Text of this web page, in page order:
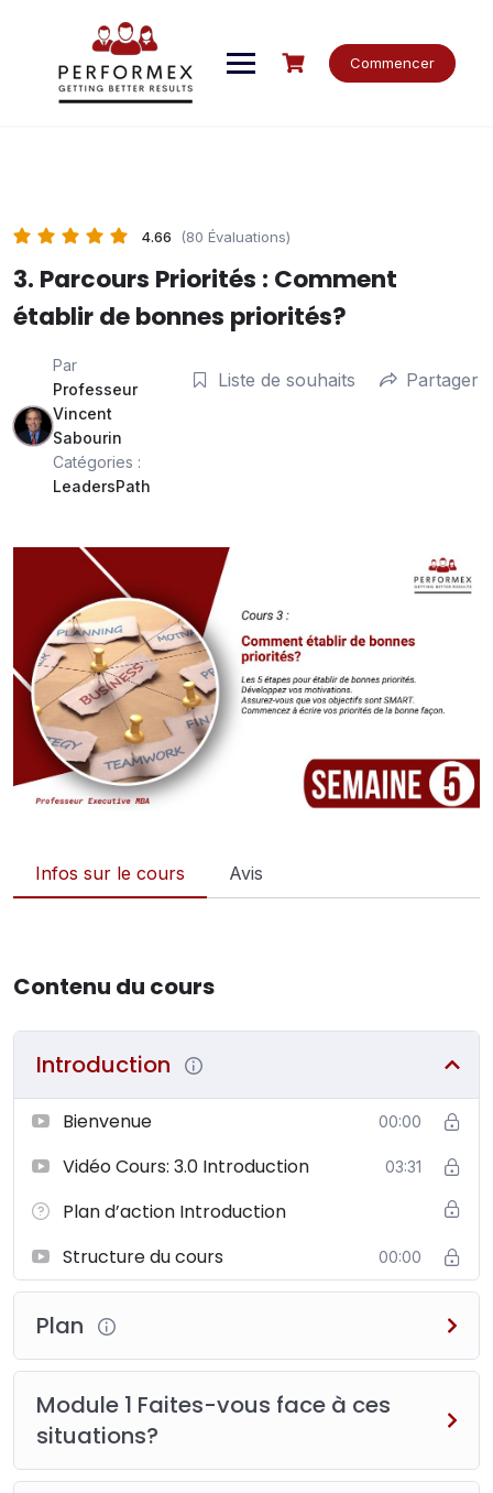
Commencer
4.66 (80 Évaluations)
3. Parcours Priorités : Comment
établir de bonnes priorités?
Par
Professeur
Vincent
Sabourin
Catégories :
LeadersPath
Liste de souhaits Partager
Infos sur le cours Avis
Contenu du cours
Introduction
Bienvenue 00:00
Vidéo Cours: 3.0 Introduction 03:31
Plan d’action Introduction
Structure du cours
00:00
Plan
Module 1 Faites-vous face à ces
situations?